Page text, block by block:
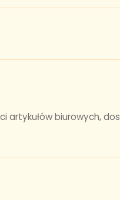
artykułów biurowych,